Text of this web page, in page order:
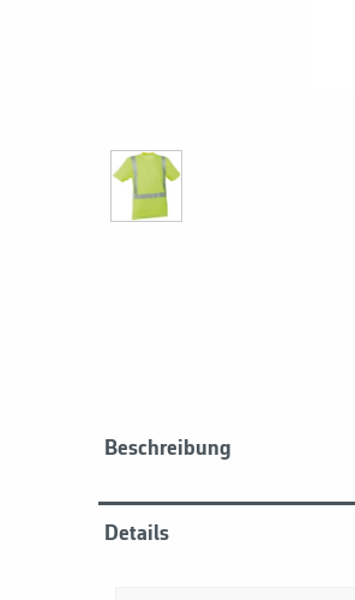
Beschreibung
Details